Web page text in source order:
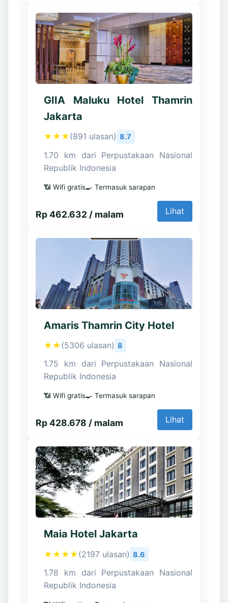
GIIA Maluku Hotel Thamrin
Jakarta
★★★(891 ulasan) 8.7
1.70 km dari Perpustakaan Nasional
Republik Indonesia
📶 Wifi gratis🍳 Termasuk sarapan
Rp 462.632 / malam Lihat
Amaris Thamrin City Hotel
★★(5306 ulasan) 8
1.75 km dari Perpustakaan Nasional
Republik Indonesia
📶 Wifi gratis🍳 Termasuk sarapan
Rp 428.678 / malam Lihat
Maia Hotel Jakarta
★★★★(2197 ulasan) 8.6
1.78 km dari Perpustakaan Nasional
Republik Indonesia